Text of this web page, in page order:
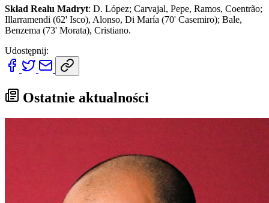
Skład Realu Madryt: D. López; Carvajal, Pepe, Ramos, Coentrão;
Illarramendi (62' Isco), Alonso, Di María (70' Casemiro); Bale,
Benzema (73' Morata), Cristiano.
Udostępnij:
Ostatnie aktualności